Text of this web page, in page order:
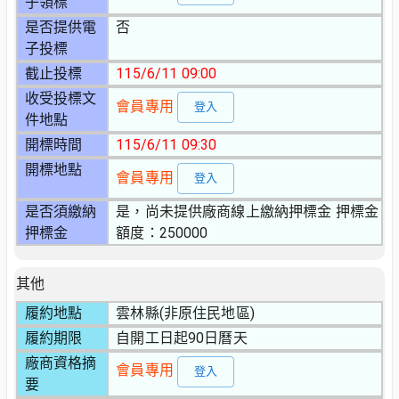
是否提供電
子投標
否
截止投標
115/6/11 09:00
收受投標文
件地點
會員專用 登入
開標時間
115/6/11 09:30
開標地點
會員專用 登入
是否須繳納
押標金
是，尚未提供廠商線上繳納押標金 押標金
額度：250000
其他
履約地點
雲林縣(非原住民地區)
履約期限
自開工日起90日曆天
廠商資格摘
要
會員專用 登入